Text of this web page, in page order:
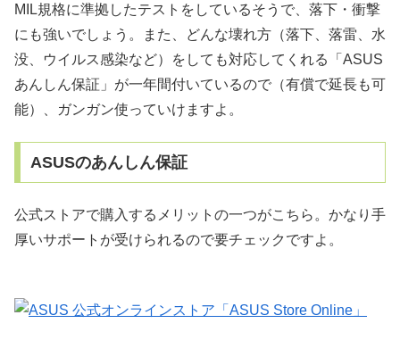
MIL規格に準拠したテストをしているそうで、落下・衝撃
にも強いでしょう。また、どんな壊れ方（落下、落雷、水
没、ウイルス感染など）をしても対応してくれる「ASUS
あんしん保証」が一年間付いているので（有償で延長も可
能）、ガンガン使っていけますよ。
ASUSのあんしん保証
公式ストアで購入するメリットの一つがこちら。かなり手
厚いサポートが受けられるので要チェックですよ。